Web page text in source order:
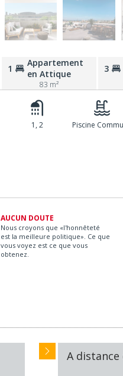
1
Appartement
en Attique
83 m²
3
1, 2 Piscine
AUCUN DOUTE
Nous croyons que «l'honnêteté
est la meilleure politique». Ce que
vous voyez est ce que vous
obtenez.
A